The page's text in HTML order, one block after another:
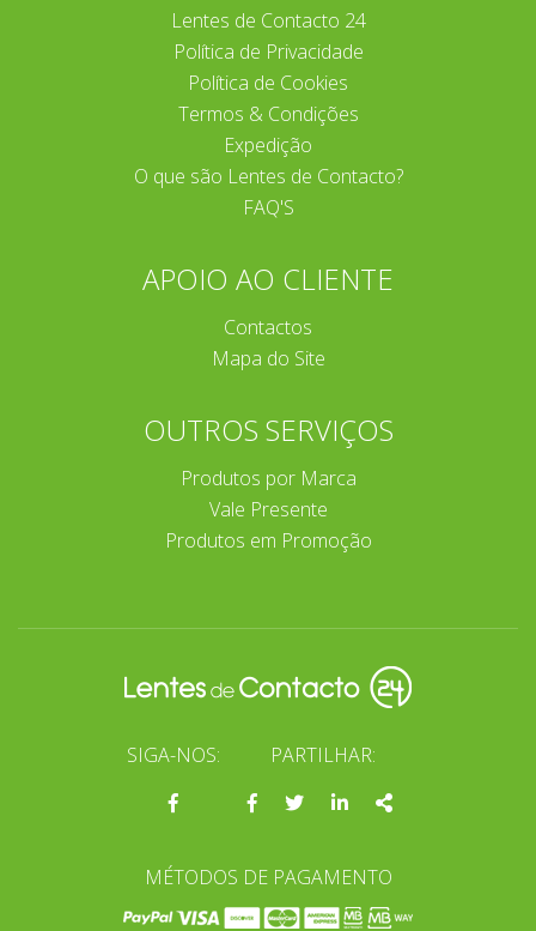
Lentes de Contacto 24
Política de Privacidade
Política de Cookies
Termos & Condições
Expedição
O que são Lentes de Contacto?
FAQ'S
APOIO AO CLIENTE
Contactos
Mapa do Site
OUTROS SERVIÇOS
Produtos por Marca
Vale Presente
Produtos em Promoção
SIGA-NOS:
Página
PARTILHAR:
Facebook
TwitterLinkedinShare
MÉTODOS DE PAGAMENTO